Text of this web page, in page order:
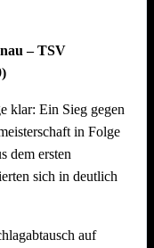
– TSV
klar: Ein Sieg gegen
in Folge
dem ersten
sich in deutlich
auf